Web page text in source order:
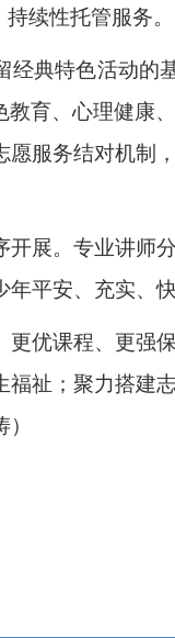
续性托管服务。
经典特色活动的
教育、心理健
服务结对机制
展。专业讲师
平安、充实、
优课程、更强
祉；聚力搭建